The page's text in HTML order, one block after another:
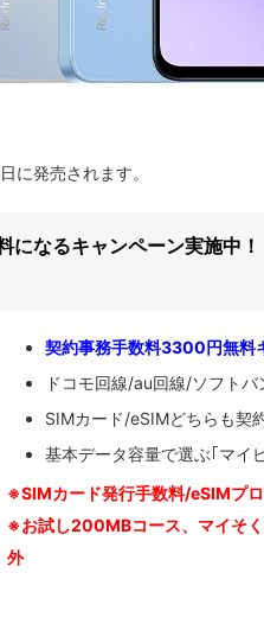
に発売されます。
なるキャンペーン実施中！
契約事務手数料3300円無料
ドコモ回線/au回線/ソフトバ
SIMカード/eSIMどちらも契
基本データ容量で選ぶ｢マイ
※SIMカード発行手数料/eSIMプ
※お試し200MBコース、マイそ
外